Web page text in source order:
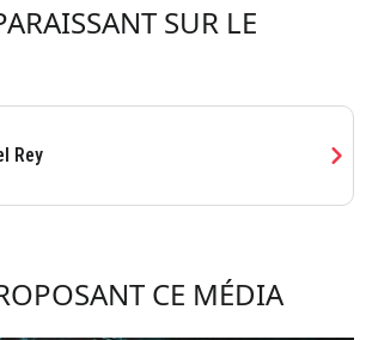
SUR LE
Rey chevron_right
CE MÉDIA